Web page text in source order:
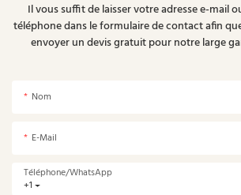
Il vous suffit de laisser votre adresse e-mail
téléphone dans le formulaire de contact afin
envoyer un devis gratuit pour notre large
Nom
E-Mail
+1
Téléphone/WhatsApp